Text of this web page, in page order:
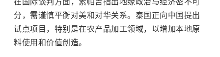
分，需谨慎平衡对美和对华关系。泰国正向中国提出
试点项目，特别是在农产品加工领域，以增加本地原
料使用和价值创造。